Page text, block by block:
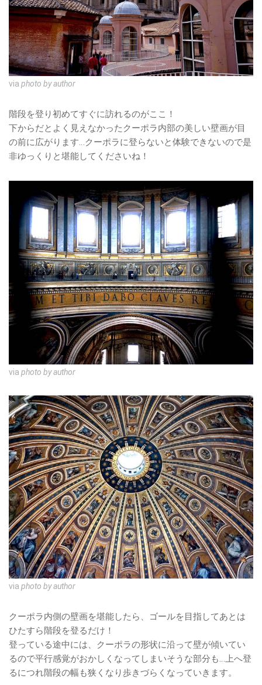
via photo by author
階段を登り初めてすぐに訪れるのがここ！
下からだとよく見えなかったクーポラ内部の美しい壁画が目
の前に広がります…クーポラに登らないと体験できないので是
非ゆっくりと堪能してくださいね！
via photo by author
via photo by author
クーポラ内側の壁画を堪能したら、ゴールを目指してあとは
ひたすら階段を登るだけ！
登っている途中には、クーポラの形状に沿って壁が傾いてい
るので平行感覚がおかしくなってしまいそうな部分も…上へ登
るにつれ階段の幅も狭くなり歩きづらくなっていきます。